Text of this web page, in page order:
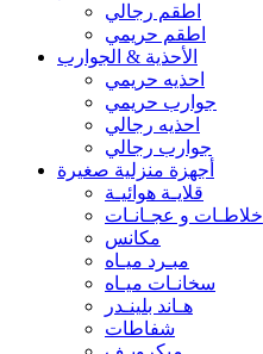
اطقم رجالي
اطقم حريمي
الأحذية & الجوارب
احذيه حريمي
جوارب حريمي
احذيه رجالي
جوارب رجالي
أجهزة منزلية صغيرة
قلايـة هوائيـة
خلاطـات و عجـانـات
مكانس
مبـرد ميـاه
سخانـات ميـاه
هـاند بلينـدر
شفاطات